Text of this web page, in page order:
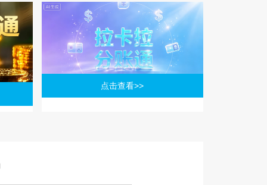
点击查看>>